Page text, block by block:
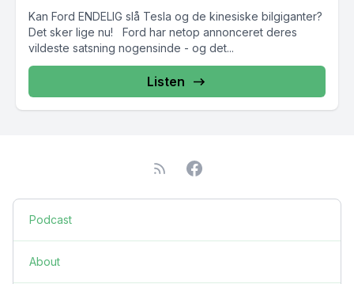
Kan Ford ENDELIG slå Tesla og de kinesiske bilgiganter?
Det sker lige nu! Ford har netop annonceret deres
vildeste satsning nogensinde - og det...
Listen
Podcast
About